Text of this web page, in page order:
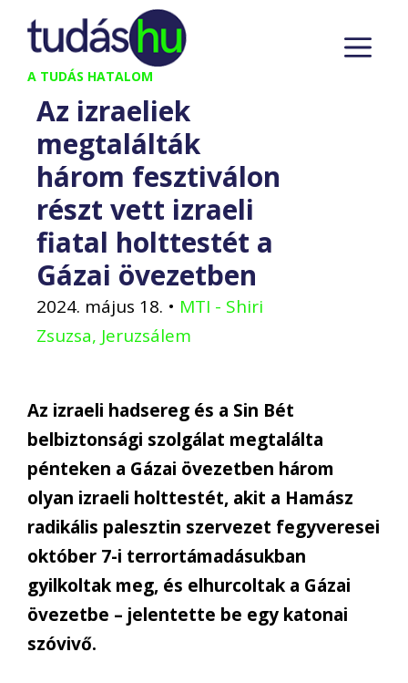
Kilépés
tartalomba
A TUDÁS HATALOM
Az izraeliek
megtalálták
három fesztiválon
részt vett izraeli
fiatal holttestét a
Gázai övezetben
2024. május 18. • MTI - Shiri
Zsuzsa, Jeruzsálem
Az izraeli hadsereg és a Sin Bét
belbiztonsági szolgálat megtalálta
pénteken a Gázai övezetben három
olyan izraeli holttestét, akit a Hamász
radikális palesztin szervezet fegyveresei
október 7-i terrortámadásukban
gyilkoltak meg, és elhurcoltak a Gázai
övezetbe – jelentette be egy katonai
szóvivő.